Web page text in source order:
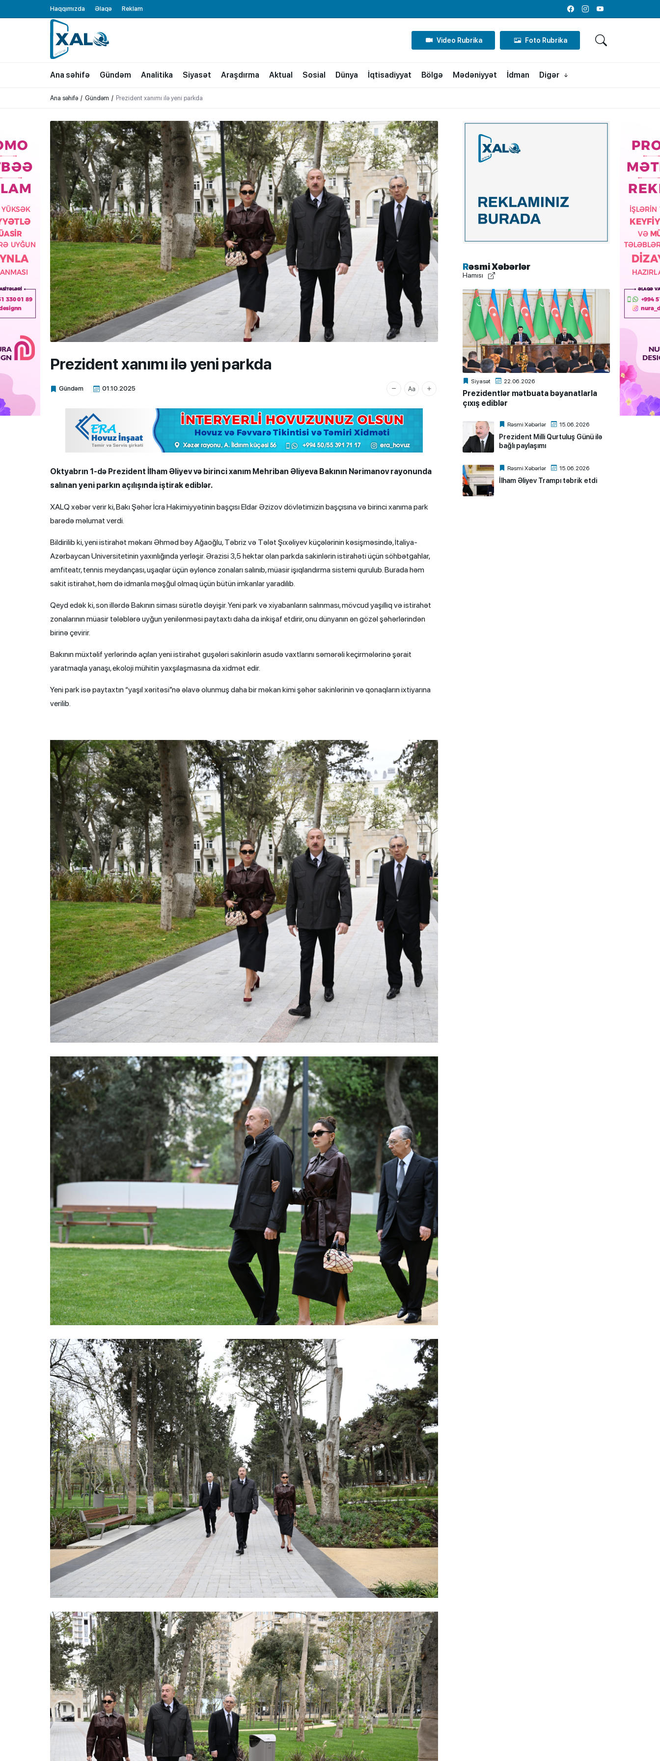
Haqqımızda Əlaqə Reklam
FacebookInstagramYoutube
XALQ.ONLINE
ONLAYN PLATFORMA
Video Rubrika Foto Rubrika
Ana səhifə Gündəm Analitika Siyasət Araşdırma Aktual Sosial Dünya İqtisadiyyat Bölgə Mədəniyyət İdman Digər
Ana səhifə Gündəm Prezident xanımı ilə yeni parkda
Prezident xanımı ilə yeni parkda
Gündəm 01.10.2025
Xalq.Online
Oktyabrın 1-də Prezident İlham Əliyev və birinci xanım Mehriban Əliyeva Bakının Nərimanov rayonunda
salınan yeni parkın açılışında iştirak ediblər.
XALQ xəbər verir ki, Bakı Şəhər İcra Hakimiyyətinin başçısı Eldar Əzizov dövlətimizin başçısına və birinci xanıma park
barədə məlumat verdi.
Bildirilib ki, yeni istirahət məkanı Əhməd bəy Ağaoğlu, Təbriz və Tələt Şıxəliyev küçələrinin kəsişməsində, İtaliya-
Azərbaycan Universitetinin yaxınlığında yerləşir. Ərazisi 3,5 hektar olan parkda sakinlərin istirahəti üçün söhbətgahlar,
amfiteatr, tennis meydançası, uşaqlar üçün əyləncə zonaları salınıb, müasir işıqlandırma sistemi qurulub. Burada həm
sakit istirahət, həm də idmanla məşğul olmaq üçün bütün imkanlar yaradılıb.
Qeyd edək ki, son illərdə Bakının siması sürətlə dəyişir. Yeni park və xiyabanların salınması, mövcud yaşıllıq və istirahət
zonalarının müasir tələblərə uyğun yenilənməsi paytaxtı daha da inkişaf etdirir, onu dünyanın ən gözəl şəhərlərindən
birinə çevirir.
Bakının müxtəlif yerlərində açılan yeni istirahət guşələri sakinlərin asudə vaxtlarını səmərəli keçirmələrinə şərait
yaratmaqla yanaşı, ekoloji mühitin yaxşılaşmasına da xidmət edir.
Yeni park isə paytaxtın “yaşıl xəritəsi”nə əlavə olunmuş daha bir məkan kimi şəhər sakinlərinin və qonaqların ixtiyarına
verilib.
Rəsmi Xəbərlər
Hamısı
Siyasət 22.06.2026
Prezidentlər mətbuata bəyanatlarla
çıxış ediblər
Rəsmi Xəbərlər 15.06.2026
Prezident Milli Qurtuluş Günü ilə
bağlı paylaşımı
Rəsmi Xəbərlər 15.06.2026
İlham Əliyev Trampı təbrik etdi